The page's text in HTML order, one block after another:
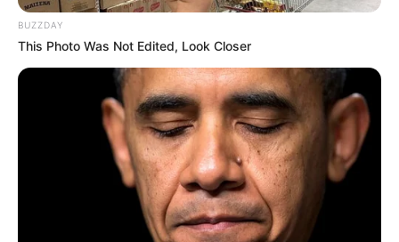
BUZZDAY
This Photo Was Not Edited, Look Closer